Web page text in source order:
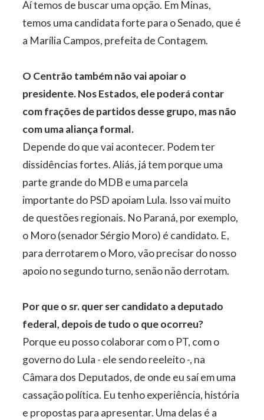
Aí temos de buscar uma opção. Em Minas,
temos uma candidata forte para o Senado, que é
a Marília Campos, prefeita de Contagem.
O Centrão também não vai apoiar o
presidente. Nos Estados, ele poderá contar
com frações de partidos desse grupo, mas não
com uma aliança formal.
Depende do que vai acontecer. Podem ter
dissidências fortes. Aliás, já tem porque uma
parte grande do MDB e uma parcela
importante do PSD apoiam Lula. Isso vai muito
de questões regionais. No Paraná, por exemplo,
o Moro (senador Sérgio Moro) é candidato. E,
para derrotarem o Moro, vão precisar do nosso
apoio no segundo turno, senão não derrotam.
Por que o sr. quer ser candidato a deputado
federal, depois de tudo o que ocorreu?
Porque eu posso colaborar com o PT, com o
governo do Lula - ele sendo reeleito -, na
Câmara dos Deputados, de onde eu saí em uma
cassação política. Eu tenho experiência, história
e propostas para apresentar. Uma delas é a